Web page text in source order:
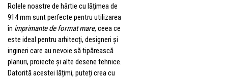
Rolele noastre de hârtie cu lățimea de
914 mm sunt perfecte pentru utilizarea
în imprimante de format mare, ceea ce
este ideal pentru arhitecți, designeri și
ingineri care au nevoie să tipărească
planuri, proiecte și alte desene tehnice.
Datorită acestei lățimi, puteți crea cu